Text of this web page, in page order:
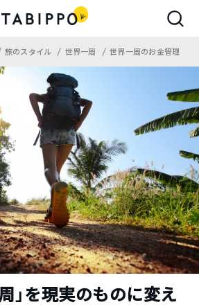
旅のスタイル 世界一周 世界一周のお金管理
」を現実のものに変え